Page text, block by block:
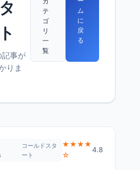
記事が
りま
テ
ゴ
リ
一
覧
ム
に
戻
る
コールドスタ
ート
★★★★
☆
4.8